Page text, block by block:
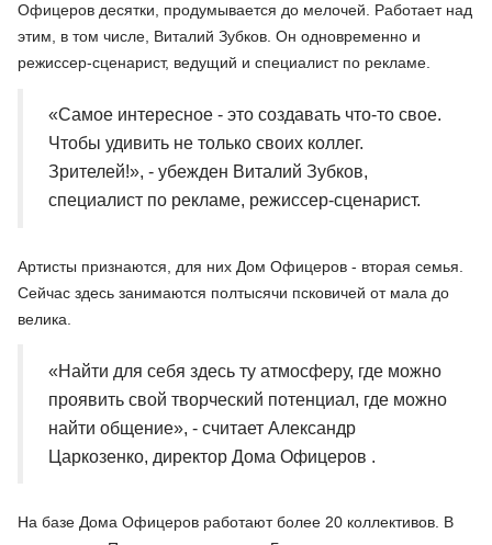
Офицеров десятки, продумывается до мелочей. Работает над
этим, в том числе, Виталий Зубков. Он одновременно и
режиссер-сценарист, ведущий и специалист по рекламе.
«Самое интересное - это создавать что-то свое.
Чтобы удивить не только своих коллег.
Зрителей!», - убежден Виталий Зубков,
специалист по рекламе, режиссер-сценарист.
Артисты признаются, для них Дом Офицеров - вторая семья.
Сейчас здесь занимаются полтысячи псковичей от мала до
велика.
«Найти для себя здесь ту атмосферу, где можно
проявить свой творческий потенциал, где можно
найти общение», - считает Александр
Царкозенко, директор Дома Офицеров .
На базе Дома Офицеров работают более 20 коллективов. В